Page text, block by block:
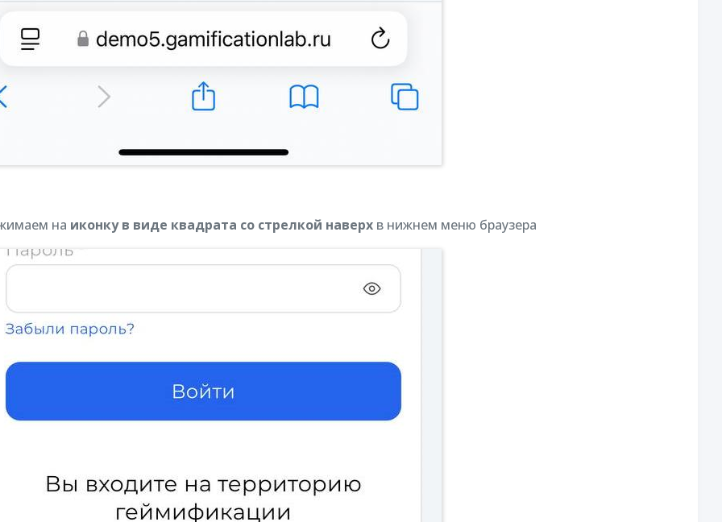
на иконку в виде квадрата со стрелкой наверх в нижнем меню браузера